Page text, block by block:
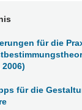
für die
für die